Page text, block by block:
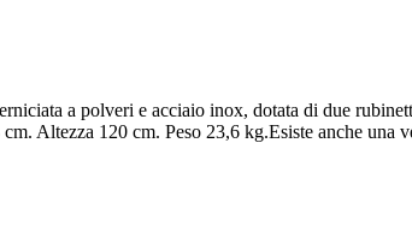
a polveri e acciaio inox, dotata di due
Altezza 120 cm. Peso 23,6 kg.Esiste anche